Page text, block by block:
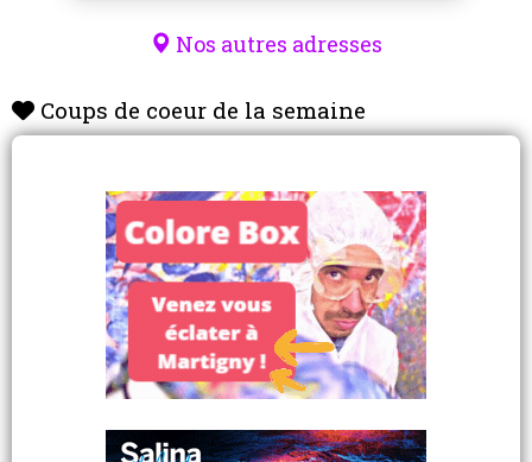
Nos autres adresses
Coups de coeur de la semaine